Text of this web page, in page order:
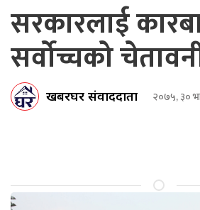
सरकारलाई
सर्वोच्चको
खबरघर संवाददाता २०७५, ३०